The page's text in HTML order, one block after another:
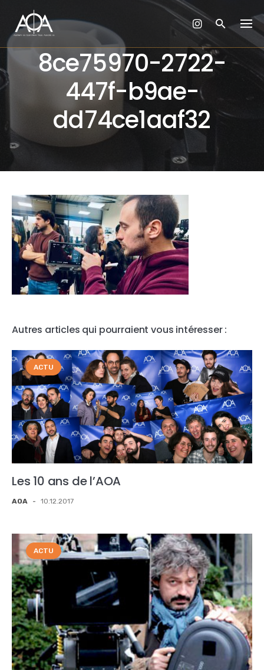
content
8ce75970-2722-
447f-b9ae-
dd74ce1aaf32
Autres articles qui pourraient vous intéresser :
ACTU
Les 10 ans de l’AOA
AOA - 10.12.2017
ACTU